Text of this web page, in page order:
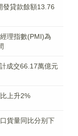
發貸款餘額13.76
理指數(PMI)為
成交66.17萬億元
上升2%
貨量同比分别下